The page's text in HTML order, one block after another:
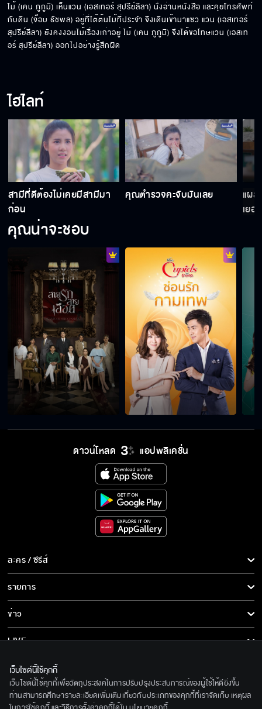
ถ่ายรูปให้ฉันกับเจ้าหลงหน่อยสิ
ให้ผมไปส่งไหม
ดินเนอร์ใต้แสงเทียนสุดโรแมนติก
งั้น... ให้ฉันไปส่งไหม
อย่าเอาเจ้าหลงไปนะ
ระวังหน่อยสิ
ทำไมเวลาเครียดมันต้องหิวด้วย!
เป็นของฉันซะเถอะเจ้าหลง
ไม้ (เคน ภูภูมิ) เห็นแวน (เอสเทอร์ สุปรีย์ลีลา) นั่งอ่านหนังสือ และคุยโทรศัพท์
กับดิน (จ๊อบ ธัชพล) อยู่ที่ไต้ต้นไม้ที่ประจำ จึงเดินเข้ามาแซว แวน (เอสเทอร์
สุปรีย์ลีลา) ยังคงงอนไม้เรื่องเก่าอยู่ ไม้ (เคน ภูภูมิ) จึงได้ขอโทษแวน (เอสเท
อร์ สุปรีย์ลีลา) ออกไปอย่างรู้สึกผิด
ไฮไลท์
สามีที่ดีต้องไม่เคยมีสามีมา
ก่อน
คุณตำรวจคะจับมันเลย
แผ
เยอ
คุณน่าจะชอบ
ดาวน์โหลด แอปพลิเคชั่น
ละคร / ซีรีส์
ละคร/ซีรีส์
ซีรีส์นานาชาติ
การ์ตูน & เกม
รายการ
รายการทั้งหมด
ข่าว
ข่าวทั้งหมด
ข่าวประชาสัมพันธ์
LIVE
เกี่ยวกับเรา
BEC World
ติดตามเราได้ที่
เว็บไซต์นี้ใช้คุกกี้
เว็บไซต์นี้ใช้คุกกี้เพื่อวัตถุประสงค์ในการปรับปรุงประสบการณ์ของผู้ใช้ให้ดียิ่งขึ้น
ท่านสามารถศึกษารายละเอียดเพิ่มเติมเกี่ยวกับประเภทของคุกกี้ที่เราจัดเก็บ เหตุผล